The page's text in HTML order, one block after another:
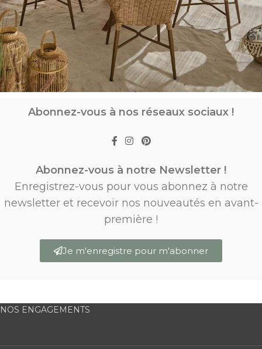
Abonnez-vous à nos réseaux sociaux !
Abonnez-vous à notre Newsletter !
Enregistrez-vous pour vous abonnez à notre
newsletter et recevoir nos nouveautés en avant-
première !
Je m'enregistre pour m'abonner
NOS ENGAGEMENTS